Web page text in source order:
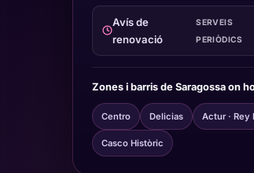
Avís de
renovació
SERVEIS
PERIÒDICS
Zones i barris de Saragossa on
Centro Delicias Actur · Rey
Casco Històric